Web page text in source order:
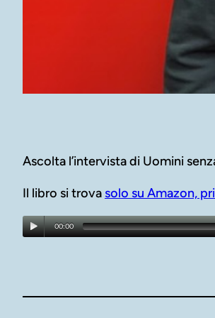
Ascolta l’intervista di Uomini
Il libro si trova solo su Amazon,
00:00